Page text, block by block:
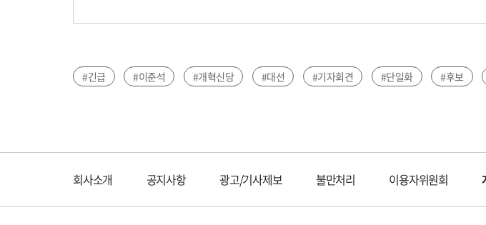
#긴급 #이준석 #개혁신당 #대선 #기자회견 #단일화 #후보
회사소개 공지사항 광고/기사제보 불만처리 이용자위원회